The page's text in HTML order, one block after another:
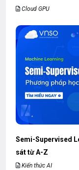
Cloud GPU
Semi-Supervised
sát từ A-Z
Kiến thức AI